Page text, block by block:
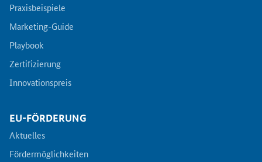
Praxisbeispiele
Marketing-Guide
Playbook
Zertifizierung
Innovationspreis
EU-FÖRDERUNG
Aktuelles
Fördermöglichkeiten